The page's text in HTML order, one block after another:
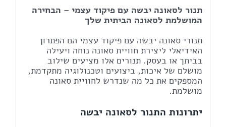
תנור לסאונה יבשה עם פיקוד עצמי – הבחירה
המושלמת לסאונה הביתית שלך
תנורי סאונה יבשה עם פיקוד עצמי הם הפתרון
האידיאלי ליצירת חוויית סאונה נוחה ויעילה
בביתך או בעסק. תנורים אלו מציעים שילוב
מושלם של איכות, ביצועים וטכנולוגיה מתקדמת,
המספקים את כל מה שנדרש לחוויית סאונה
מושלמת.
יתרונות התנור לסאונה יבשה